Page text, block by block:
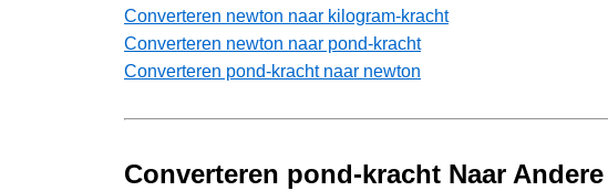
Converteren newton naar kilogram-kracht
Converteren newton naar pond-kracht
Converteren pond-kracht naar newton
Converteren pond-kracht Naar